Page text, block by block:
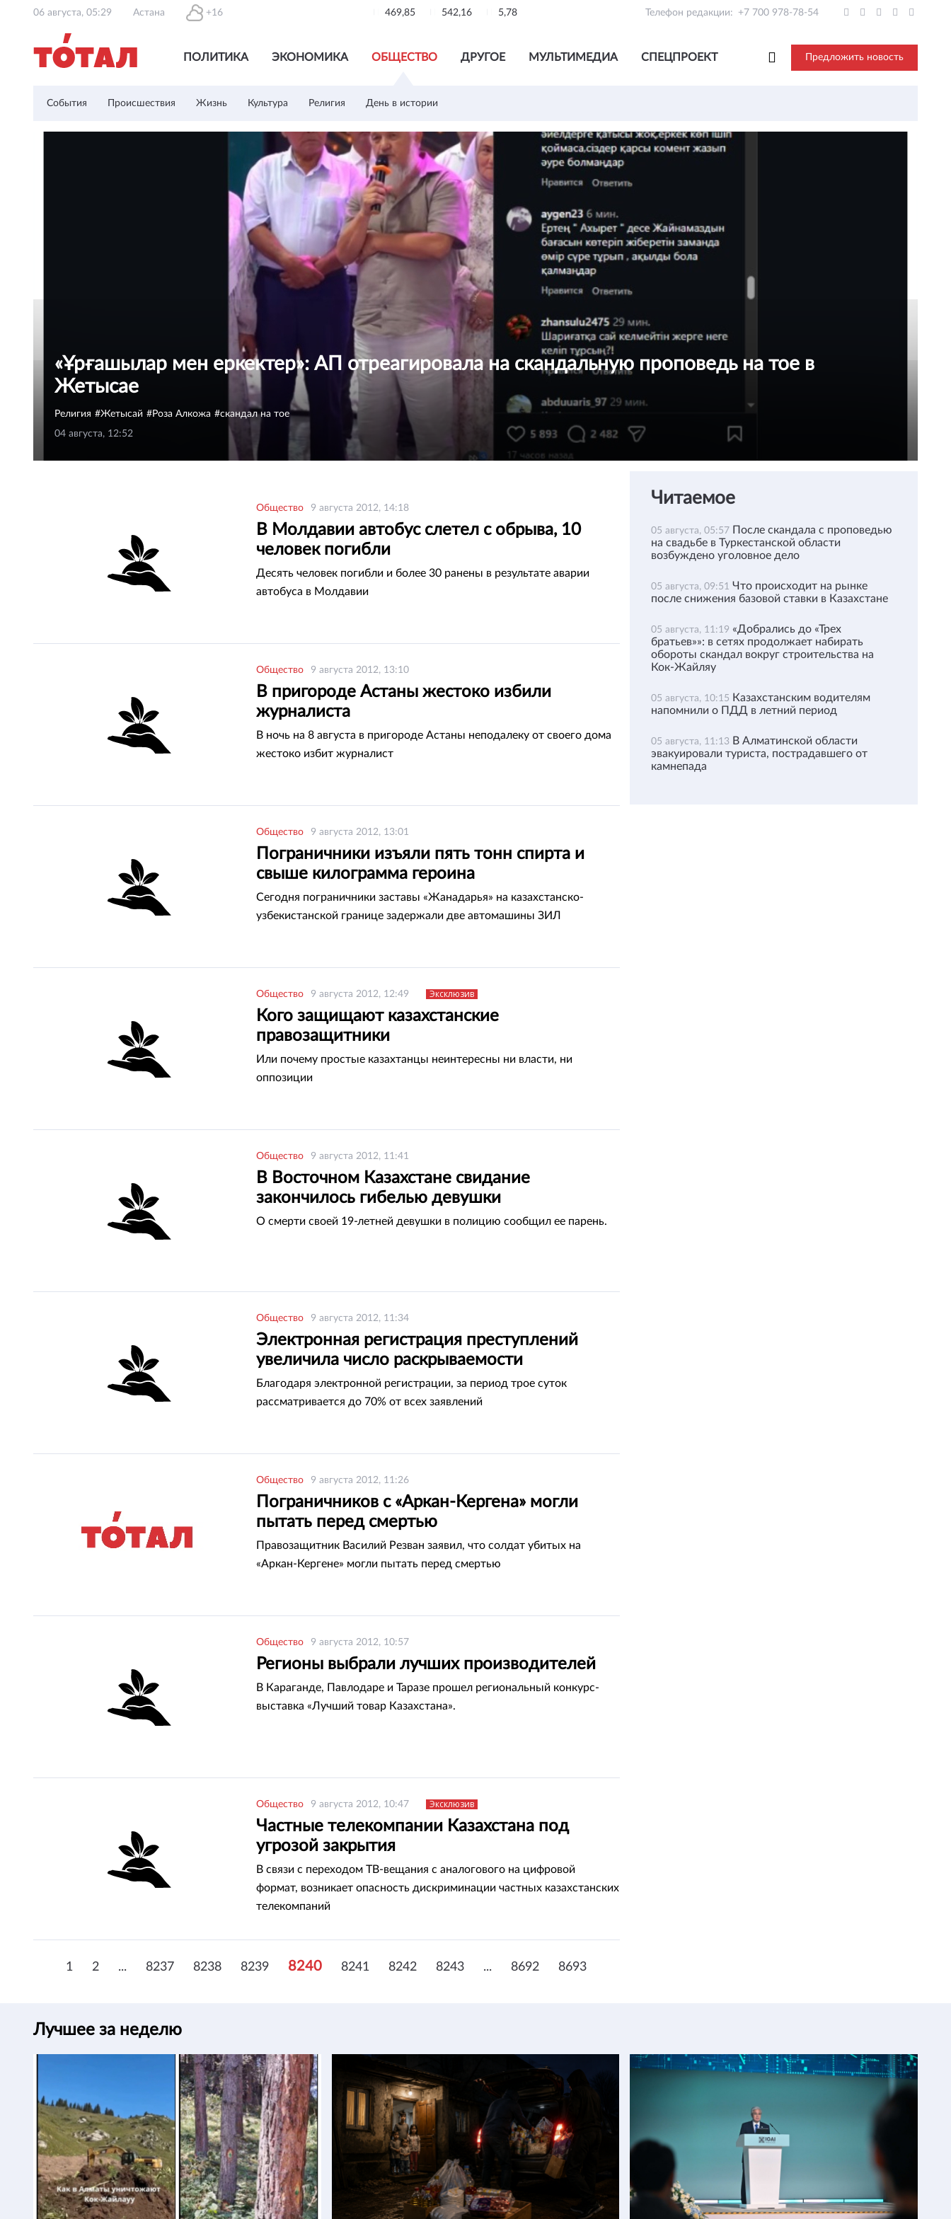
06 августа, 05:29 Астана +16 469,85 542,16 5,78 Телефон редакции: +7 700 978-78-54
ПОЛИТИКА ЭКОНОМИКА ОБЩЕСТВО ДРУГОЕ МУЛЬТИМЕДИА СПЕЦПРОЕКТ Предложить новость
События Происшествия Жизнь Культура Религия День в истории
«Ұрғашылар мен еркектер»: АП отреагировала на скандальную проповедь на тое в
Жетысае
Религия Жетысай Роза Алкожа
скандал на тое
04 августа, 12:52
Общество 9 августа 2012, 14:18
В Молдавии автобус слетел с обрыва, 10
человек погибли
Десять человек погибли и более 30 ранены в результате аварии
автобуса в Молдавии
Общество 9 августа 2012, 13:10
В пригороде Астаны жестоко избили
журналиста
В ночь на 8 августа в пригороде Астаны неподалеку от своего дома
жестоко избит журналист
Общество 9 августа 2012, 13:01
Пограничники изъяли пять тонн спирта и
свыше килограмма героина
Сегодня пограничники заставы «Жанадарья» на казахстанско-
узбекистанской границе задержали две автомашины ЗИЛ
Общество 9 августа 2012, 12:49 Эксклюзив
Кого защищают казахстанские
правозащитники
Или почему простые казахтанцы неинтересны ни власти, ни
оппозиции
Общество 9 августа 2012, 11:41
В Восточном Казахстане свидание
закончилось гибелью девушки
О смерти своей 19-летней девушки в полицию сообщил ее парень.
Общество 9 августа 2012, 11:34
Электронная регистрация преступлений
увеличила число раскрываемости
Благодаря электронной регистрации, за период трое суток
рассматривается до 70% от всех заявлений
Общество 9 августа 2012, 11:26
Пограничников с «Аркан-Кергена» могли
пытать перед смертью
Правозащитник Василий Резван заявил, что солдат убитых на
«Аркан-Кергене» могли пытать перед смертью
Общество 9 августа 2012, 10:57
Регионы выбрали лучших производителей
В Караганде, Павлодаре и Таразе прошел региональный конкурс-
выставка «Лучший товар Казахстана».
Общество 9 августа 2012, 10:47 Эксклюзив
Частные телекомпании Казахстана под
угрозой закрытия
В связи с переходом ТВ-вещания с аналогового на цифровой
формат, возникает опасность дискриминации частных казахстанских
телекомпаний
1 2 ... 8237 8238 8239 8240 8241 8242 8243 ... 8692 8693
Читаемое
05 августа, 05:57 После скандала с проповедью
на свадьбе в Туркестанской области
возбуждено уголовное дело
05 августа, 09:51 Что происходит на рынке
после снижения базовой ставки в Казахстане
05 августа, 11:19 «Добрались до «Трех
братьев»»: в сетях продолжает набирать
обороты скандал вокруг строительства на
Кок-Жайляу
05 августа, 10:15 Казахстанским водителям
напомнили о ПДД в летний период
05 августа, 11:13 В Алматинской области
эвакуировали туриста, пострадавшего от
камнепада
Лучшее за неделю